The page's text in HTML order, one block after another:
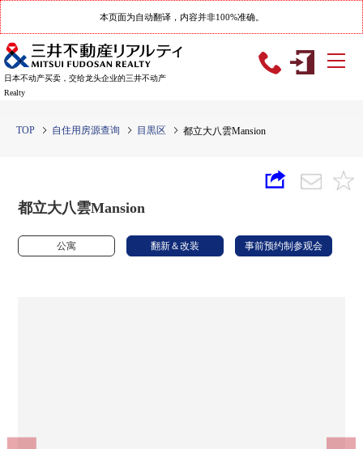
本页面为自动翻译，内容并非100%准确。
日本不动产买卖，交给龙头企业的三井不动产
Realty
TOP 自住用房源查询 目黒区 都立大八雲Mansion
都立大八雲Mansion
公寓 翻新＆改装 事前预约制参观会